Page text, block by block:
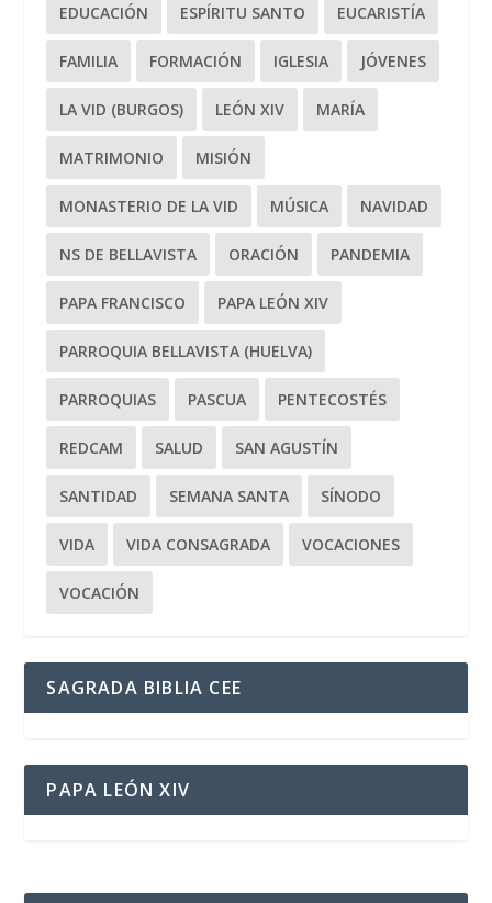
EDUCACIÓN ESPÍRITU SANTO EUCARISTÍA
FAMILIA FORMACIÓN IGLESIA JÓVENES
LA VID (BURGOS) LEÓN XIV MARÍA
MATRIMONIO MISIÓN
MONASTERIO DE LA VID MÚSICA NAVIDAD
NS DE BELLAVISTA ORACIÓN PANDEMIA
PAPA FRANCISCO PAPA LEÓN XIV
PARROQUIA BELLAVISTA (HUELVA)
PARROQUIAS PASCUA PENTECOSTÉS
REDCAM SALUD SAN AGUSTÍN
SANTIDAD SEMANA SANTA SÍNODO
VIDA VIDA CONSAGRADA VOCACIONES
VOCACIÓN
SAGRADA BIBLIA CEE
PAPA LEÓN XIV